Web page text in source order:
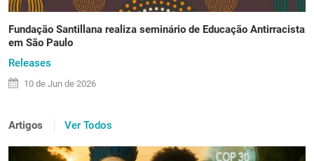
Fundação Santillana realiza seminário de Educação Antirracista
em São Paulo
Releases
10 de Jun de 2026
Artigos Ver Todos